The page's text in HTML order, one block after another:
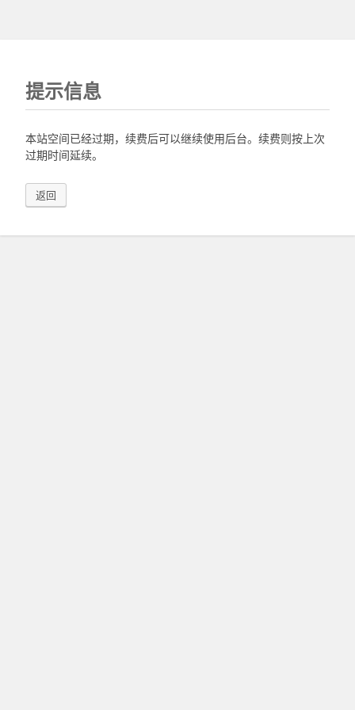
提示信息
本站空间已经过期，续费后可以继续使用后台。续费则按上次
过期时间延续。
返回